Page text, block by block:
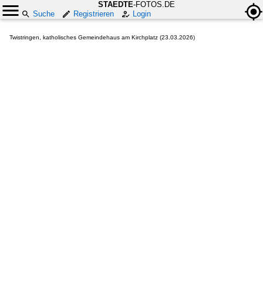
STAEDTE-FOTOS.DE
Suche
Registrieren Login
Twistringen, katholisches Gemeindehaus am Kirchplatz (23.03.2026)